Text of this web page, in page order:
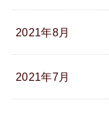
2021年8月
2021年7月